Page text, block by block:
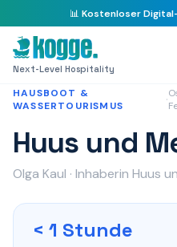
📊 Kostenloser
Next-Level Hospitality
Startseite/Success Stories
HAUSBOOT &
WASSERTOURISMUS
·
Huus und
Olga Kaul · Inhaberin Huus
< 1 Stunde